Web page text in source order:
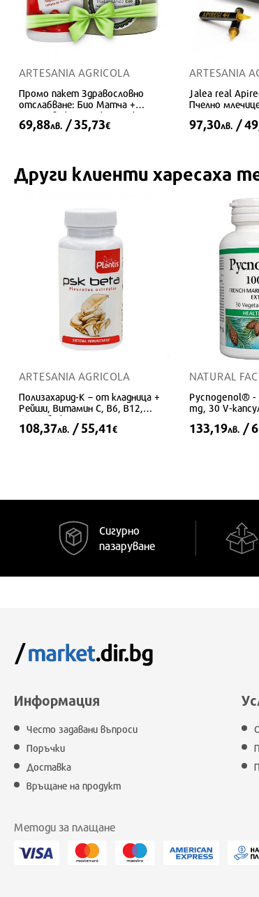
ARTESANIA AGRICOLA
Промо пакет Здравословно
отслабване: Био Матча +
Малинови кетони комплекс
69,88лв. / 35,73€
ARTESANIA
Jalea real
Пчелно
20 бр. ампули
97,30лв. /
Други клиенти харесаха
ARTESANIA AGRICOLA
Полизахарид-К – от кладница +
Рейши, Витамин С, В6, В12,
Фолиева киселина и Селен, 60
капсули
108,37лв. / 55,41€
NATURAL
Pycnogenol® -
mg, 30 V-
133,19лв. /
Сигурно
пазаруване
Информация
Често задавани въпроси
Поръчки
Доставка
Връщане на продукт
Методи за плащане